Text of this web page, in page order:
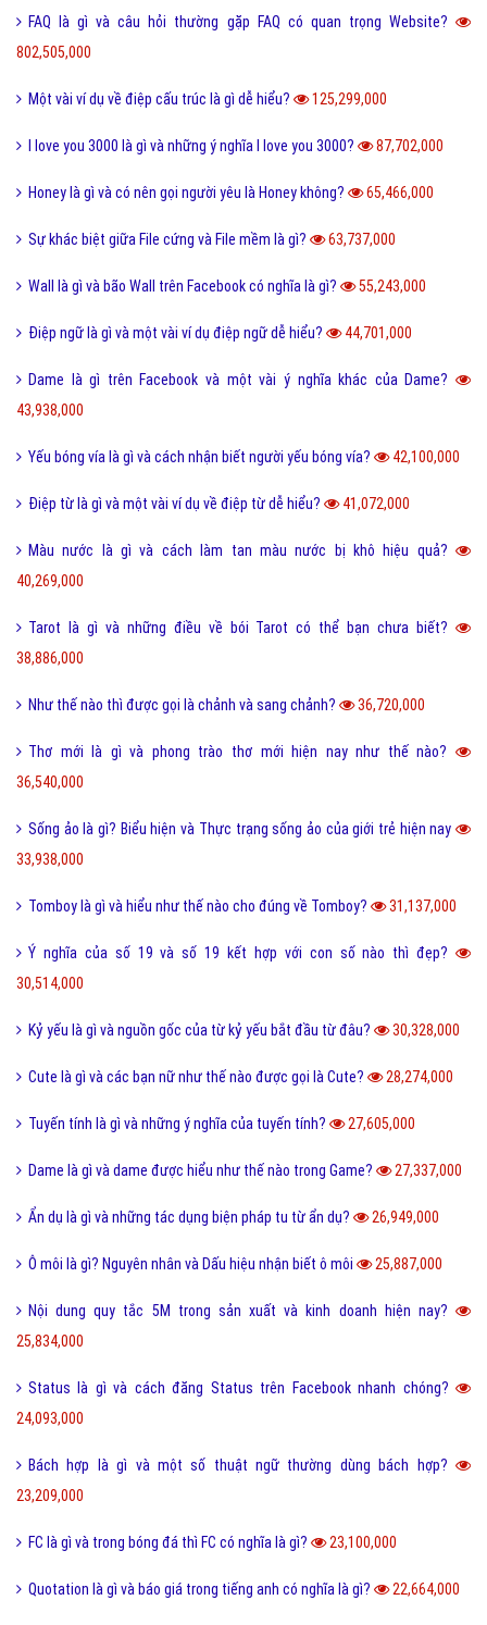
FAQ là gì và câu hỏi thường gặp FAQ có quan trọng Website?
802,505,000
Một vài ví dụ về điệp cấu trúc là gì dễ hiểu? 125,299,000
I love you 3000 là gì và những ý nghĩa I love you 3000? 87,702,000
Honey là gì và có nên gọi người yêu là Honey không? 65,466,000
Sự khác biệt giữa File cứng và File mềm là gì? 63,737,000
Wall là gì và bão Wall trên Facebook có nghĩa là gì? 55,243,000
Điệp ngữ là gì và một vài ví dụ điệp ngữ dễ hiểu? 44,701,000
Dame là gì trên Facebook và một vài ý nghĩa khác của Dame?
43,938,000
Yếu bóng vía là gì và cách nhận biết người yếu bóng vía? 42,100,000
Điệp từ là gì và một vài ví dụ về điệp từ dễ hiểu? 41,072,000
Màu nước là gì và cách làm tan màu nước bị khô hiệu quả?
40,269,000
Tarot là gì và những điều về bói Tarot có thể bạn chưa biết?
38,886,000
Như thế nào thì được gọi là chảnh và sang chảnh? 36,720,000
Thơ mới là gì và phong trào thơ mới hiện nay như thế nào?
36,540,000
Sống ảo là gì? Biểu hiện và Thực trạng sống ảo của giới trẻ hiện nay
33,938,000
Tomboy là gì và hiểu như thế nào cho đúng về Tomboy? 31,137,000
Ý nghĩa của số 19 và số 19 kết hợp với con số nào thì đẹp?
30,514,000
Kỷ yếu là gì và nguồn gốc của từ kỷ yếu bắt đầu từ đâu? 30,328,000
Cute là gì và các bạn nữ như thế nào được gọi là Cute? 28,274,000
Tuyến tính là gì và những ý nghĩa của tuyến tính? 27,605,000
Dame là gì và dame được hiểu như thế nào trong Game? 27,337,000
Ẩn dụ là gì và những tác dụng biện pháp tu từ ẩn dụ? 26,949,000
Ô môi là gì? Nguyên nhân và Dấu hiệu nhận biết ô môi 25,887,000
Nội dung quy tắc 5M trong sản xuất và kinh doanh hiện nay?
25,834,000
Status là gì và cách đăng Status trên Facebook nhanh chóng?
24,093,000
Bách hợp là gì và một số thuật ngữ thường dùng bách hợp?
23,209,000
FC là gì và trong bóng đá thì FC có nghĩa là gì? 23,100,000
Quotation là gì và báo giá trong tiếng anh có nghĩa là gì? 22,664,000